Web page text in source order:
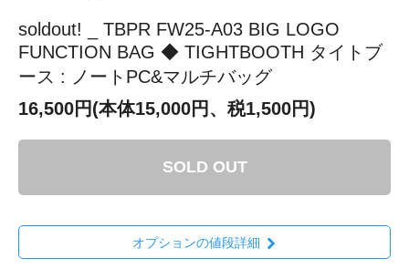
soldout! _ TBPR FW25-A03 BIG LOGO
FUNCTION BAG ◆ TIGHTBOOTH タイトブ
ース : ノートPC&マルチバッグ
16,500円(本体15,000円、税1,500円)
SOLD OUT
オプションの値段詳細